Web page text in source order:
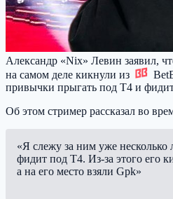
Александр «Nix» Левин заявил,
на самом деле кикнули из
привычки прыгать под Т4 и
Об этом стример рассказал во
«Я слежу за ним уже несколько
фидит под Т4. Из-за этого его
а на его место взяли Gpk»